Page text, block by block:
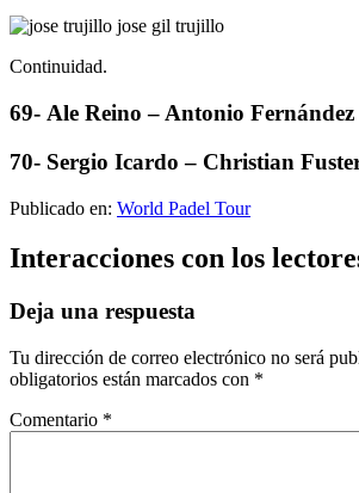
Continuidad.
69- Ale Reino – Antonio Fernández
70- Sergio Icardo – Christian
Publicado en: World Padel Tour
Interacciones con los
Deja una respuesta
Tu dirección de correo electrónico no será
obligatorios están marcados con *
Comentario *